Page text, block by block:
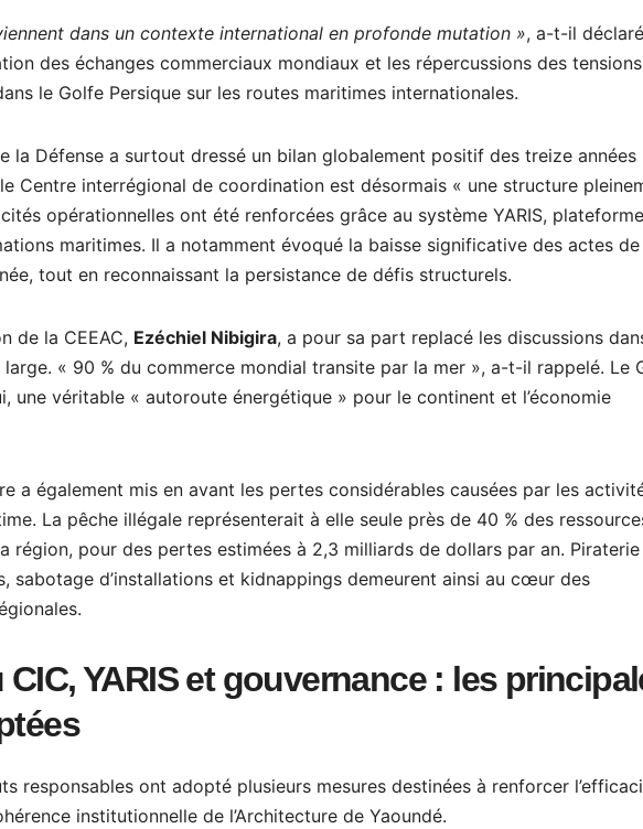
dans un contexte international en profonde mutation », a-t-il
des échanges commerciaux mondiaux et les répercussions des tensions
le Golfe Persique sur les routes maritimes internationales.
la Défense a surtout dressé un bilan globalement positif des treize années
Centre interrégional de coordination est désormais « une structure
opérationnelles ont été renforcées grâce au système YARIS, plateforme
maritimes. Il a notamment évoqué la baisse significative des actes de
tout en reconnaissant la persistance de défis structurels.
de la CEEAC, Ezéchiel Nibigira, a pour sa part replacé les discussions
« 90 % du commerce mondial transite par la mer », a-t-il rappelé. Le
une véritable « autoroute énergétique » pour le continent et l’économie
a également mis en avant les pertes considérables causées par les
La pêche illégale représenterait à elle seule près de 40 % des
région, pour des pertes estimées à 2,3 milliards de dollars par an. Piraterie
sabotage d’installations et kidnappings demeurent ainsi au cœur des
YARIS et gouvernance : les
responsables ont adopté plusieurs mesures destinées à renforcer
institutionnelle de l’Architecture de Yaoundé.